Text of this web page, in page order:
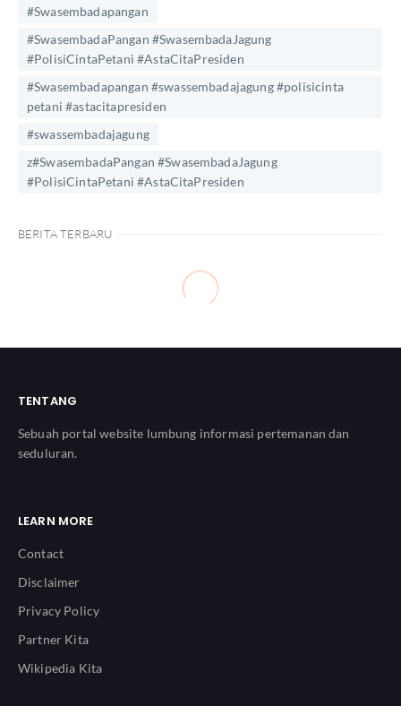
#Swasembadapangan
#SwasembadaPangan #SwasembadaJagung
#PolisiCintaPetani #AstaCitaPresiden
#Swasembadapangan #swassembadajagung #polisicinta
petani #astacitapresiden
#swassembadajagung
z#SwasembadaPangan #SwasembadaJagung
#PolisiCintaPetani #AstaCitaPresiden
BERITA TERBARU
TENTANG
Sebuah portal website lumbung informasi pertemanan dan
seduluran.
LEARN MORE
Contact
Disclaimer
Privacy Policy
Partner Kita
Wikipedia Kita